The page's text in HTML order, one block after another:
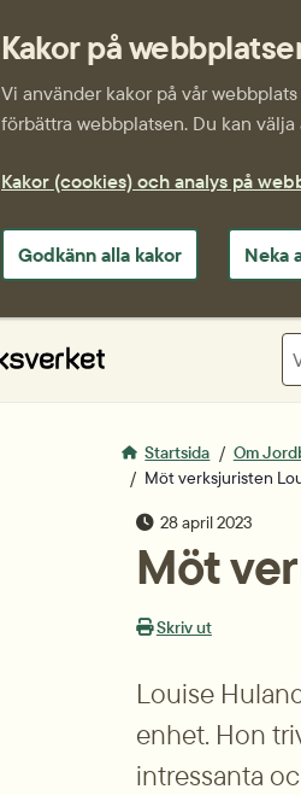
Kakor på
Vi använder kakor på vår
förbättra webbplatsen. Du kan
Kakor (cookies) och analys på
Godkänn alla kakor Neka
Startsida Om
Möt verksjuristen
publiceringsdatum
28 april 2023
Möt
Skriv ut
Louise
enhet. Hon
intressanta